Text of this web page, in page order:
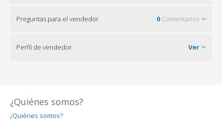
Preguntas para el vendedor 0 Comentarios
Perfil de vendedor Ver
¿Quiénes somos?
¿Quiénes somos?